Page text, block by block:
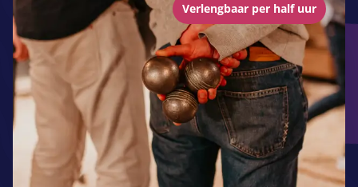
Verlengbaar per half uur